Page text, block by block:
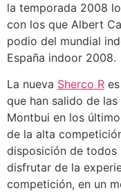
la temporada 2008
con los que Albert
podio del mundial
España indoor 2008.
La nueva Sherco R
que han salido de
Montbui en los
de la alta
disposición de todos
disfrutar de la
competición, en un